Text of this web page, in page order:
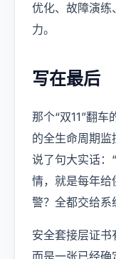
优化、故障演
力。
写在最后
那个“双11”翻
的全生命周期
说了句大实话：
情，就是每年给
警？全都交给系
安全套接层证书
而是一张已经确